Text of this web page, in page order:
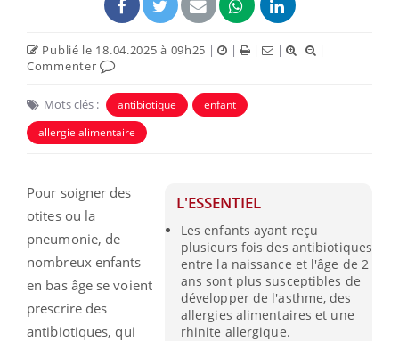
Publié le 18.04.2025 à 09h25 | | | |
|
Commenter
Mots clés : antibiotique
enfant
allergie alimentaire
L'ESSENTIEL
Les enfants ayant reçu
plusieurs fois des antibiotiques
entre la naissance et l'âge de 2
ans sont plus susceptibles de
développer de l'asthme, des
allergies alimentaires et une
rhinite allergique.
Pour soigner des
otites ou la
pneumonie, de
nombreux enfants
en bas âge se voient
prescrire des
antibiotiques, qui